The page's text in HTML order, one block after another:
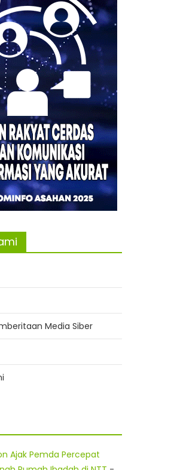
Media Siber
Ajak Pemda Percepat